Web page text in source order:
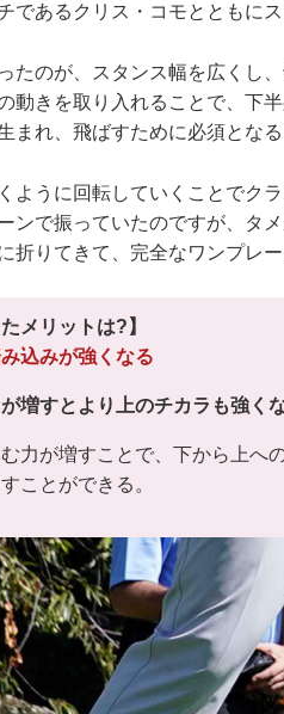
であるクリス・コモとともに
たのが、スタンス幅を広くし
動きを取り入れることで、下
まれ、飛ばすために必須となる
ように回転していくことでク
ンで振っていたのですが、タ
りてきて、完全なワンプレー
メリットは?】
込みが強くなる
増すとより上のチカラも強く
力が増すことで、下から上へ
ことができる。